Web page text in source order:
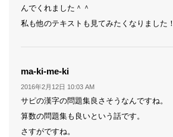
んでくれました＾＾
私も他のテキストも見てみたくなりました！
ma-ki-me-ki
り:
2016年2月12日 10:03 AM
サピの漢字の問題集良さそうなんですね。
算数の問題集も良いという話です。
さすがですね。